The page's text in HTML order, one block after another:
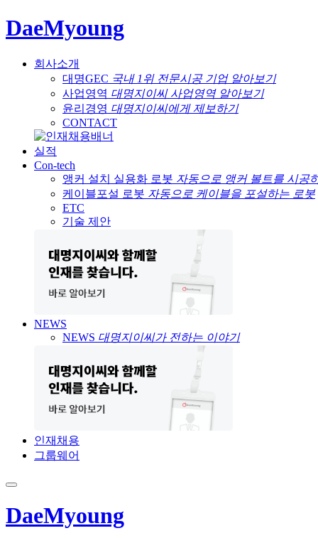
DaeMyoung
회사소개
대명GEC 국내 1위 전문시공 기업 알아보기
사업영역 대명지이씨 사업영역 알아보기
윤리경영 대명지이씨에게 제보하기
CONTACT
실적
Con-tech
앵커 설치 실용화 로봇 자동으로 앵커 볼트를 시공
케이블포설 로봇 자동으로 케이블을 포설하는 로봇
ETC
기술 제안
NEWS
NEWS 대명지이씨가 전하는 이야기
인재채용
그룹웨어
DaeMyoung